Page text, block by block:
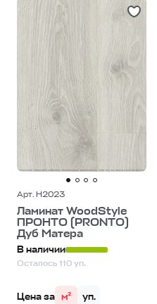
Арт. H2023
Ламинат WoodStyle
ПРОНТО (PRONTO)
Дуб Матера
В наличии
Осталось 110 уп.
Цена за м² уп.